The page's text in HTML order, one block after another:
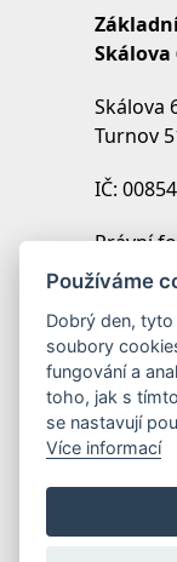
Skálova
Skálova
Turnov
IČ:
Právní
IZO:
Používáme
Dobrý den,
soubory
fungování a
toho, jak s
se nastavují
Více informací